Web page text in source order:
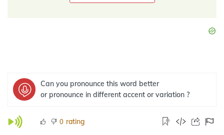
Can you pronounce this word better
or pronounce in different accent or variation ?
0 rating